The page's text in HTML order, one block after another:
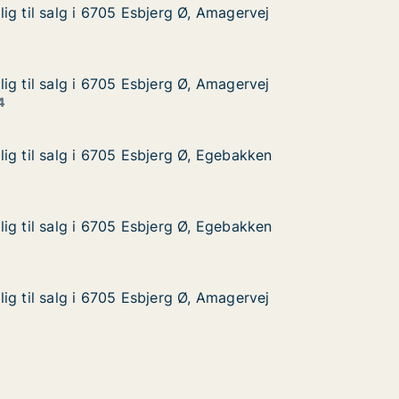
6705 Esbjerg Ø, Amagervej
til salg i 6705 Esbjerg Ø, Amagervej
til salg i 6705 Esbjerg Ø, Amagervej
6705 Esbjerg Ø, Amagervej
til salg i 6705 Esbjerg Ø, Amagervej
til salg i 6705 Esbjerg Ø, Amagervej
6705 Esbjerg Ø, Egebakken
til salg i 6705 Esbjerg Ø, Egebakken
til salg i 6705 Esbjerg Ø, Egebakken
6705 Esbjerg Ø, Egebakken
til salg i 6705 Esbjerg Ø, Egebakken
til salg i 6705 Esbjerg Ø, Egebakken
6705 Esbjerg Ø, Amagervej
til salg i 6705 Esbjerg Ø, Amagervej
til salg i 6705 Esbjerg Ø, Amagervej